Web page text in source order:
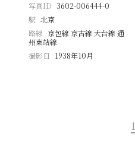
写真ID 3602-006444-0
駅 北京
路線 京包線 京古線 大台線 通
州東站線
撮影日
1938年10月
1